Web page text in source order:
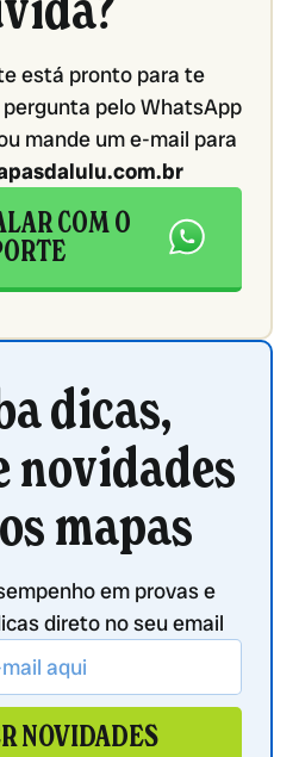
está pronto para te
pelo WhatsApp
mande um e-mail para
COM O
dicas,
novidades
mapas
em provas e
direto no seu email
NOVIDADES